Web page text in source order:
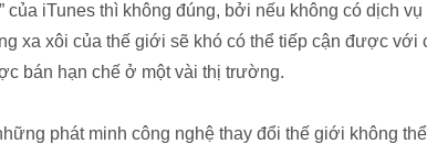
của iTunes thì không đúng, bởi nếu không có dịch
xa xôi của thế giới sẽ khó có thể tiếp cận được với
bán hạn chế ở một vài thị trường.
phát minh công nghệ thay đổi thế giới không